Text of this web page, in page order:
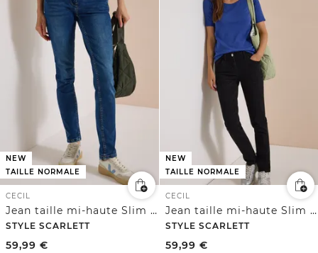
NEW
TAILLE NORMALE
CECIL
Jean taille mi-haute Slim Leg, coupe décontractée
STYLE SCARLETT
59,99 €
NEW
TAILLE NORMALE
CECIL
Jean taille mi-haute Slim Leg, coupe décontractée
STYLE SCARLETT
59,99 €